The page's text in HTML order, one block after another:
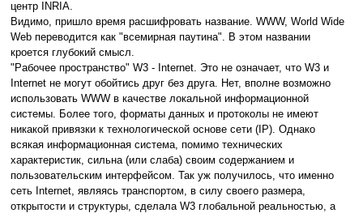
центр INRIA.
Видимо, пришло время расшифровать название. WWW, World Wide
Web переводится как "всемирная паутина". В этом названии
кроется глубокий смысл.
"Рабочее пространство" W3 - Internet. Это не означает, что W3 и
Internet не могут обойтись друг без друга. Нет, вполне возможно
использовать WWW в качестве локальной информационной
системы. Более того, форматы данных и протоколы не имеют
никакой привязки к технологической основе сети (IP). Однако
всякая информационная система, помимо технических
характеристик, сильна (или слаба) своим содержанием и
пользовательским интерфейсом. Так уж получилось, что именно
сеть Internet, являясь транспортом, в силу своего размера,
открытости и структуры, сделала W3 глобальной реальностью, а